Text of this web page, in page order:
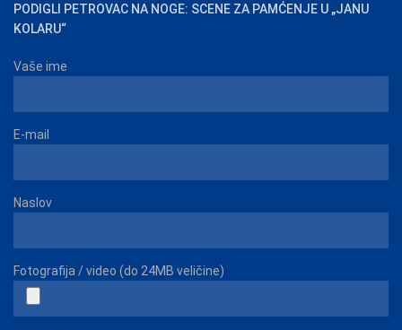
PODIGLI PETROVAC NA NOGE: SCENE ZA PAMĆENJE U „JANU
KOLARU“
Vaše ime
E-mail
Naslov
Fotografija / video (do 24MB veličine)